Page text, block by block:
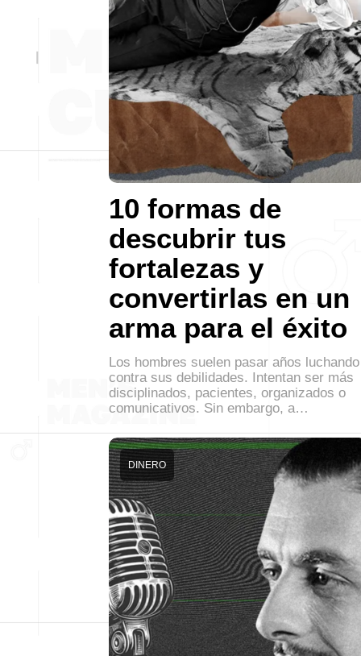
10 formas de
descubrir tus
fortalezas y
convertirlas en un
arma para el éxito
Los hombres suelen pasar años luchando
contra sus debilidades. Intentan ser más
disciplinados, pacientes, organizados o
comunicativos. Sin embargo, a…
DINERO